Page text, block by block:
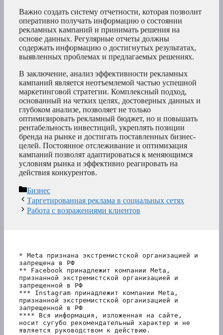
Важно создать систему отчетности, которая позволит
оперативно получать информацию о состоянии
рекламных кампаний и принимать решения на
основе данных. Регулярные отчеты должны
содержать информацию о достигнутых результатах,
выявленных проблемах и предлагаемых решениях.
В заключение, анализ эффективности рекламных
кампаний является неотъемлемой частью успешной
маркетинговой стратегии. Комплексный подход,
основанный на четких целях, достоверных данных и
глубоком анализе, позволяет не только
оптимизировать рекламный бюджет, но и повышать
рентабельность инвестиций, укреплять позиции
бренда на рынке и достигать поставленных бизнес-
целей. Постоянное отслеживание и оптимизация
кампаний позволят адаптироваться к меняющимся
условиям рынка и эффективно реагировать на
действия конкурентов.
Рубрики
Бизнес
Таргетированная реклама в социальных сетях
Работа с возражениями клиентов
* Meta признана экстремистской организацией и
запрещена в РФ
** Facebook принадлежит компании Meta,
признанной экстремистской организацией и
запрещенной в РФ
*** Instagram принадлежит компании Meta,
признанной экстремистской организацией и
запрещенной в РФ
**** Вся информация, изложенная на сайте,
носит сугубо рекомендательный характер и не
является руководством к действию.